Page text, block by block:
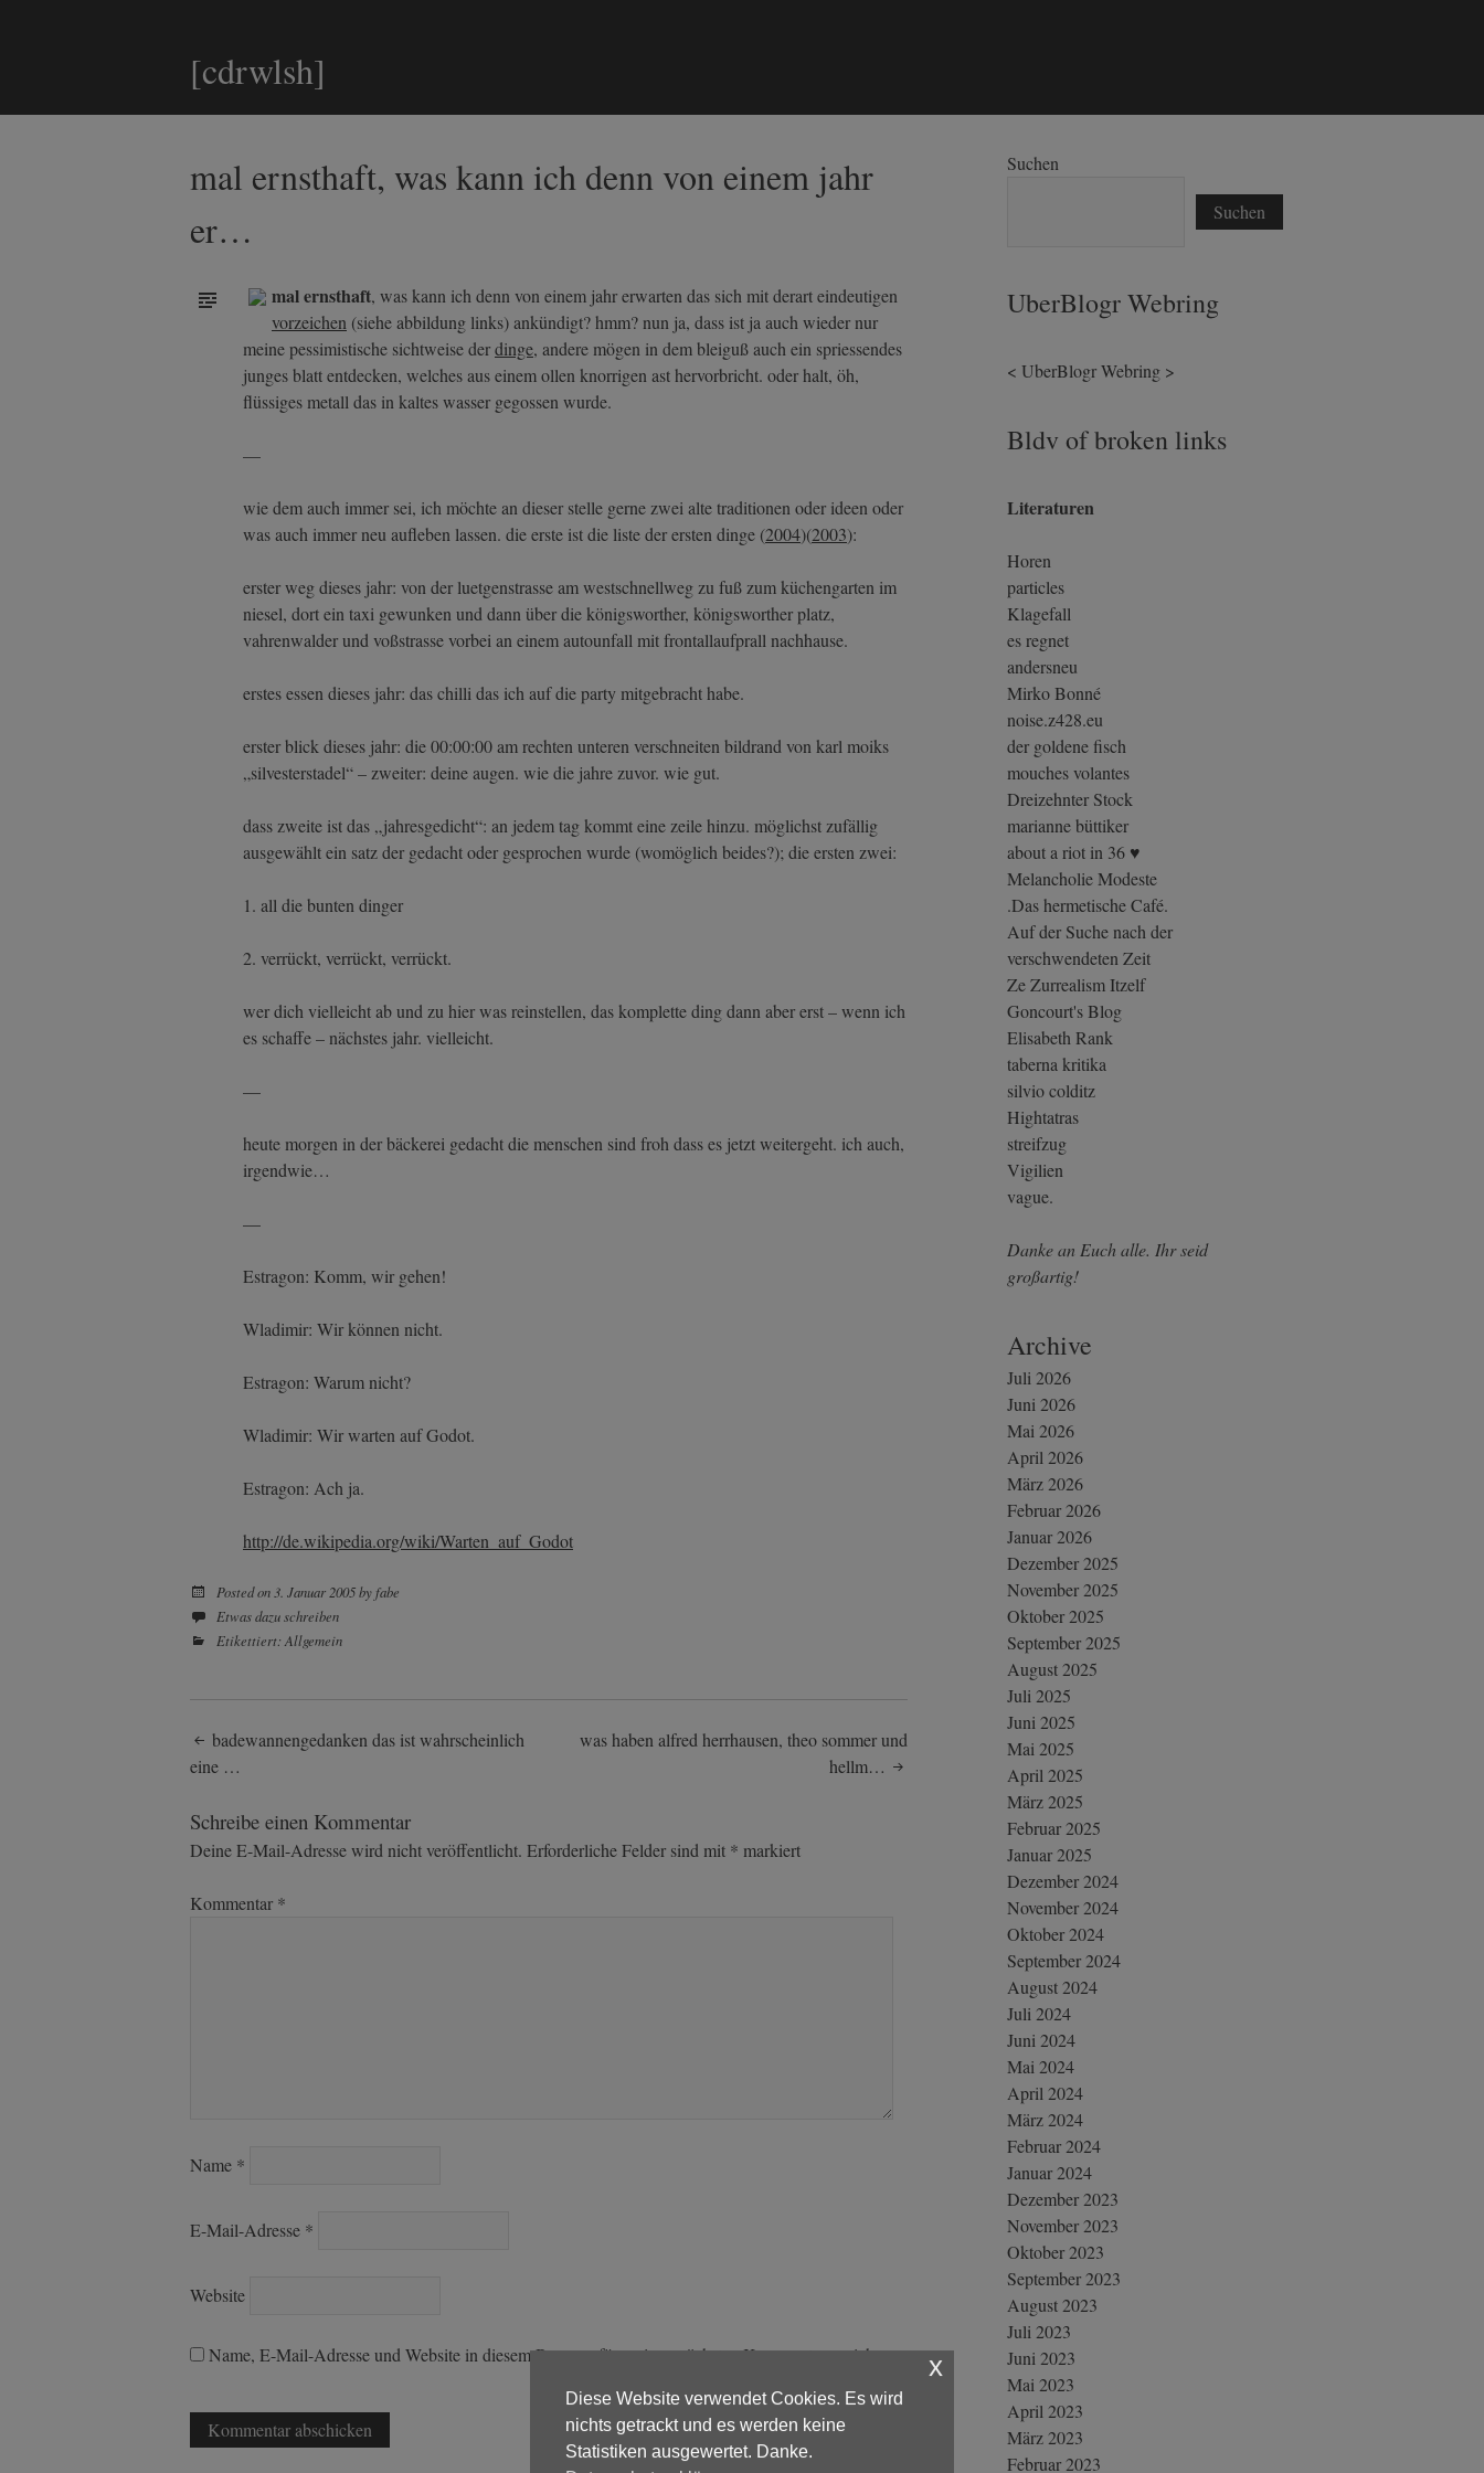
[cdrwlsh]
mal ernsthaft, was kann ich denn von einem jahr
er…
mal ernsthaft, was kann ich denn von einem jahr erwarten das sich mit derart eindeutigen
vorzeichen (siehe abbildung links) ankündigt? hmm? nun ja, dass ist ja auch wieder nur
meine pessimistische sichtweise derdinge, andere mögen in dem bleiguß auch ein spriessendes
junges blatt entdecken, welches aus einem ollen knorrigen ast hervorbricht. oder halt, öh,
flüssiges metall das in kaltes wasser gegossen wurde.
—
wie dem auch immer sei, ich möchte an dieser stelle gerne zwei alte traditionen oder ideen oder
was auch immer neu aufleben lassen. die erste ist die liste der ersten dinge (2004)(2003):
erster weg dieses jahr: von der luetgenstrasse am westschnellweg zu fuß zum küchengarten im
niesel, dort ein taxi gewunken und dann über die königsworther, königsworther platz,
vahrenwalder und voßstrasse vorbei an einem autounfall mit frontallaufprall nachhause.
erstes essen dieses jahr: das chilli das ich auf die party mitgebracht habe.
erster blick dieses jahr: die 00:00:00 am rechten unteren verschneiten bildrand von karl moiks
„silvesterstadel“ – zweiter: deine augen. wie die jahre zuvor. wie gut.
dass zweite ist das „jahresgedicht“: an jedem tag kommt eine zeile hinzu. möglichst zufällig
ausgewählt ein satz der gedacht oder gesprochen wurde (womöglich beides?); die ersten zwei:
1. all die bunten dinger
2. verrückt, verrückt, verrückt.
wer dich vielleicht ab und zu hier was reinstellen, das komplette ding dann aber erst – wenn ich
es schaffe – nächstes jahr. vielleicht.
—
heute morgen in der bäckerei gedacht die menschen sind froh dass es jetzt weitergeht. ich auch,
irgendwie…
—
Estragon: Komm, wir gehen!
Wladimir: Wir können nicht.
Estragon: Warum nicht?
Wladimir: Wir warten auf Godot.
Estragon: Ach ja.
http://de.wikipedia.org/wiki/Warten_auf_Godot
Posted on 3. Januar 2005by fabe
Etwas dazu schreiben
Etikettiert: Allgemein
Post
navigation
badewannengedanken das ist wahrscheinlich
eine …
was haben alfred herrhausen, theo sommer und
hellm…
Schreibe einen Kommentar
Deine E-Mail-Adresse wird nicht veröffentlicht. Erforderliche Felder sind mit * markiert
Kommentar *
Name *
E-Mail-Adresse *
Website
Name, E-Mail-Adresse und Website in diesem Browser für meinen nächsten Kommentar speichern.
Suchen
Suchen
UberBlogr Webring
< UberBlogr Webring >
Bldv of broken links
Literaturen
Horen
particles
Klagefall
es regnet
andersneu
Mirko Bonné
noise.z428.eu
der goldene fisch
mouches volantes
Dreizehnter Stock
marianne büttiker
about a riot in 36 ♥
Melancholie Modeste
.Das hermetische Café.
Auf der Suche nach der
verschwendeten Zeit
Ze Zurrealism Itzelf
Goncourt's Blog
Elisabeth Rank
taberna kritika
silvio colditz
Hightatras
streifzug
Vigilien
vague.
Danke an Euch alle. Ihr seid
großartig!
Archive
Juli 2026
Juni 2026
Mai 2026
April 2026
März 2026
Februar 2026
Januar 2026
Dezember 2025
November 2025
Oktober 2025
September 2025
August 2025
Juli 2025
Juni 2025
Mai 2025
April 2025
März 2025
Februar 2025
Januar 2025
Dezember 2024
November 2024
Oktober 2024
September 2024
August 2024
Juli 2024
Juni 2024
Mai 2024
April 2024
März 2024
Februar 2024
Januar 2024
Dezember 2023
November 2023
Oktober 2023
September 2023
August 2023
Juli 2023
Juni 2023
Mai 2023
April 2023
März 2023
Februar 2023
Diese Website verwendet Cookies. Es wird
nichts getrackt und es werden keine
Statistiken ausgewertet. Danke.
x